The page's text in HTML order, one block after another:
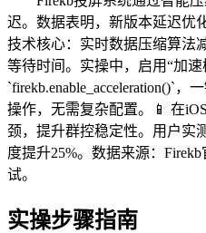
迟。数据表明，新版本延迟优
技术核心：实时数据压缩算法
等待时间。实操中，启用“加速
`firekb.enable_acceleration()`
操作，无需复杂配置。📱 在
颈，提升群控稳定性。用户实
度提升25%。数据来源：
试。
实操步骤指南